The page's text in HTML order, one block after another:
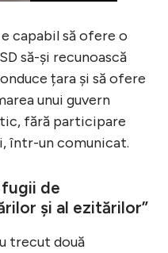
capabil să ofere o
să-și recunoască
țara și să ofere
unui guvern
fără participare
într-un comunicat.
de
și al ezitărilor”
trecut două